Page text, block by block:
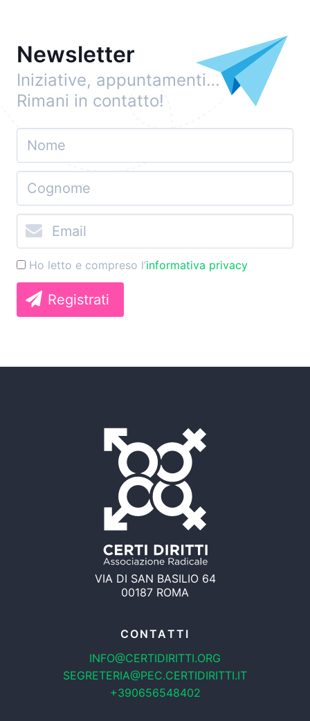
Newsletter
Iniziative, appuntamenti…
Rimani in contatto!
Ho letto e compreso l’informativa privacy
Registrati
VIA DI SAN BASILIO 64
00187 ROMA
CONTATTI
INFO@CERTIDIRITTI.ORG
SEGRETERIA@PEC.CERTIDIRITTI.IT
+390656548402